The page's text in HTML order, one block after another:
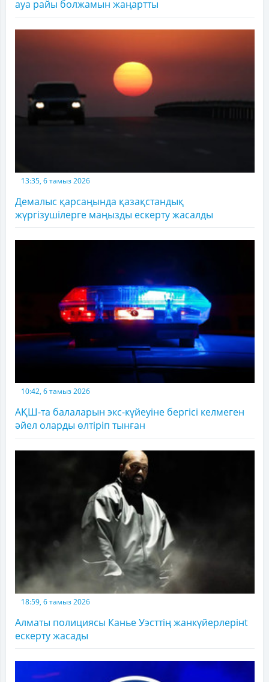
ауа райы болжамын жаңартты
13:35, 6 тамыз 2026
Демалыс қарсаңында қазақстандық
жүргізушілерге маңызды ескерту жасалды
10:42, 6 тамыз 2026
АҚШ-та балаларын экс-күйеуіне бергісі келмеген
әйел оларды өлтіріп тынған
18:59, 6 тамыз 2026
Алматы полициясы Канье Уэсттің жанкүйерлерінt
ескерту жасады